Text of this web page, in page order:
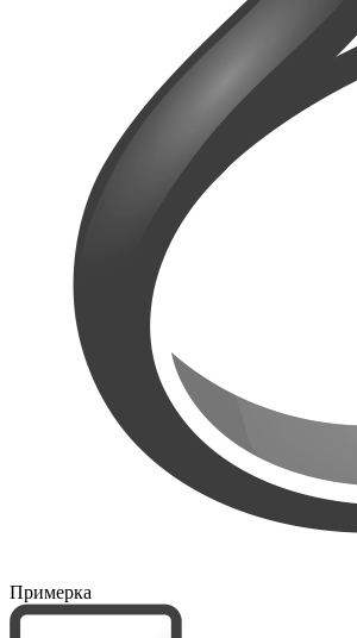
Примерка